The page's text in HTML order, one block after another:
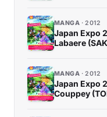
MANGA 2012
Japan Expo
Labaere
MANGA 2012
Japan Expo
Couppey